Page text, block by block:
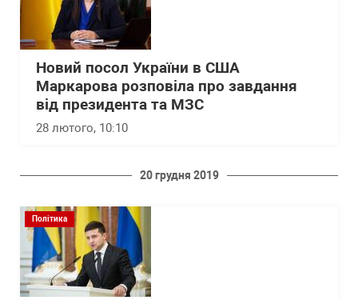
Новий посол України в США
Маркарова розповіла про завдання
від президента та МЗС
28 лютого, 10:10
20 грудня 2019
Політика